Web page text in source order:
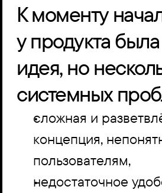
К моменту
у продукта
идея, но
системных
сложная и
концепция,
пользователям,
недостаточное